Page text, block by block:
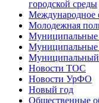
городской среды
Международное
Молодежная
Муниципальные
Муниципальные
Новости ТОС
Новости УрФО
Новый год
Общественные